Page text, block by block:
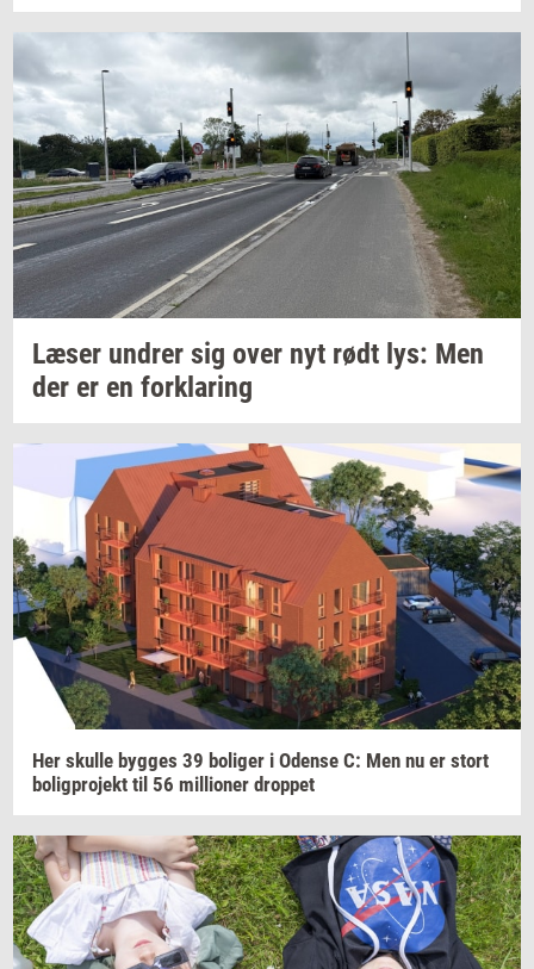
Læser un­drer sig over nyt rødt lys: Men
der er en for­kla­ring
Her skul­le byg­ges 39 bo­li­ger i Oden­se C: Men nu er stort
bo­lig­pro­jekt til 56 mil­li­o­ner drop­pet